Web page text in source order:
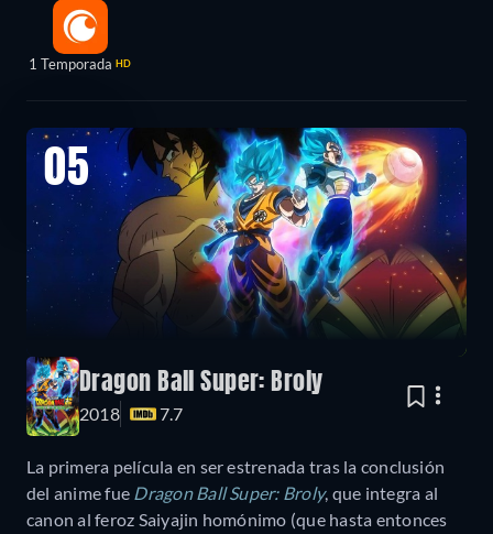
1 Temporada HD
05
Dragon Ball Super: Broly
2018 7.7
La primera película en ser estrenada tras la conclusión
del anime fue Dragon Ball Super: Broly, que integra al
canon al feroz Saiyajin homónimo (que hasta entonces